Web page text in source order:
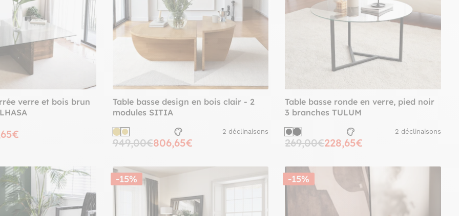
verre et bois brun
Table basse design en bois clair - 2
modules SITIA
2 déclinaisons
949,00€806,65€
Table basse ronde en verre, pied noir
3 branches TULUM
2 déclinaisons
269,00€228,65€
-15% -15%